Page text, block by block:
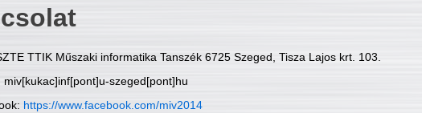
TTIK Műszaki informatika Tanszék 6725 Szeged, Tisza Lajos krt. 103.
miv[kukac]inf[pont]u-szeged[pont]hu
https://www.facebook.com/miv2014